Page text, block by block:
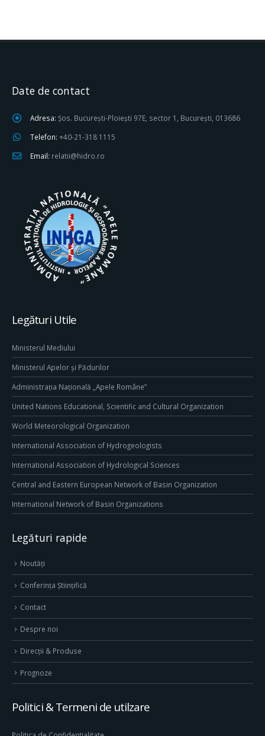
Date de contact
Adresa: Șos. București-Ploiești 97E, sector 1, București, 013686
Telefon: +40-21-318 1115
Email: relatii@hidro.ro
Legături Utile
Ministerul Mediului
Ministerul Apelor și Pădurilor
Administrația Națională „Apele Române”
United Nations Educational, Scientific and Cultural Organization
World Meteorological Organization
International Association of Hydrogeologists
International Association of Hydrological Sciences
Central and Eastern European Network of Basin Organization
International Network of Basin Organizations
Legături rapide
Noutăți
Conferința Științifică
Contact
Despre noi
Direcţii & Produse
Prognoze
Politici & Termeni de utilzare